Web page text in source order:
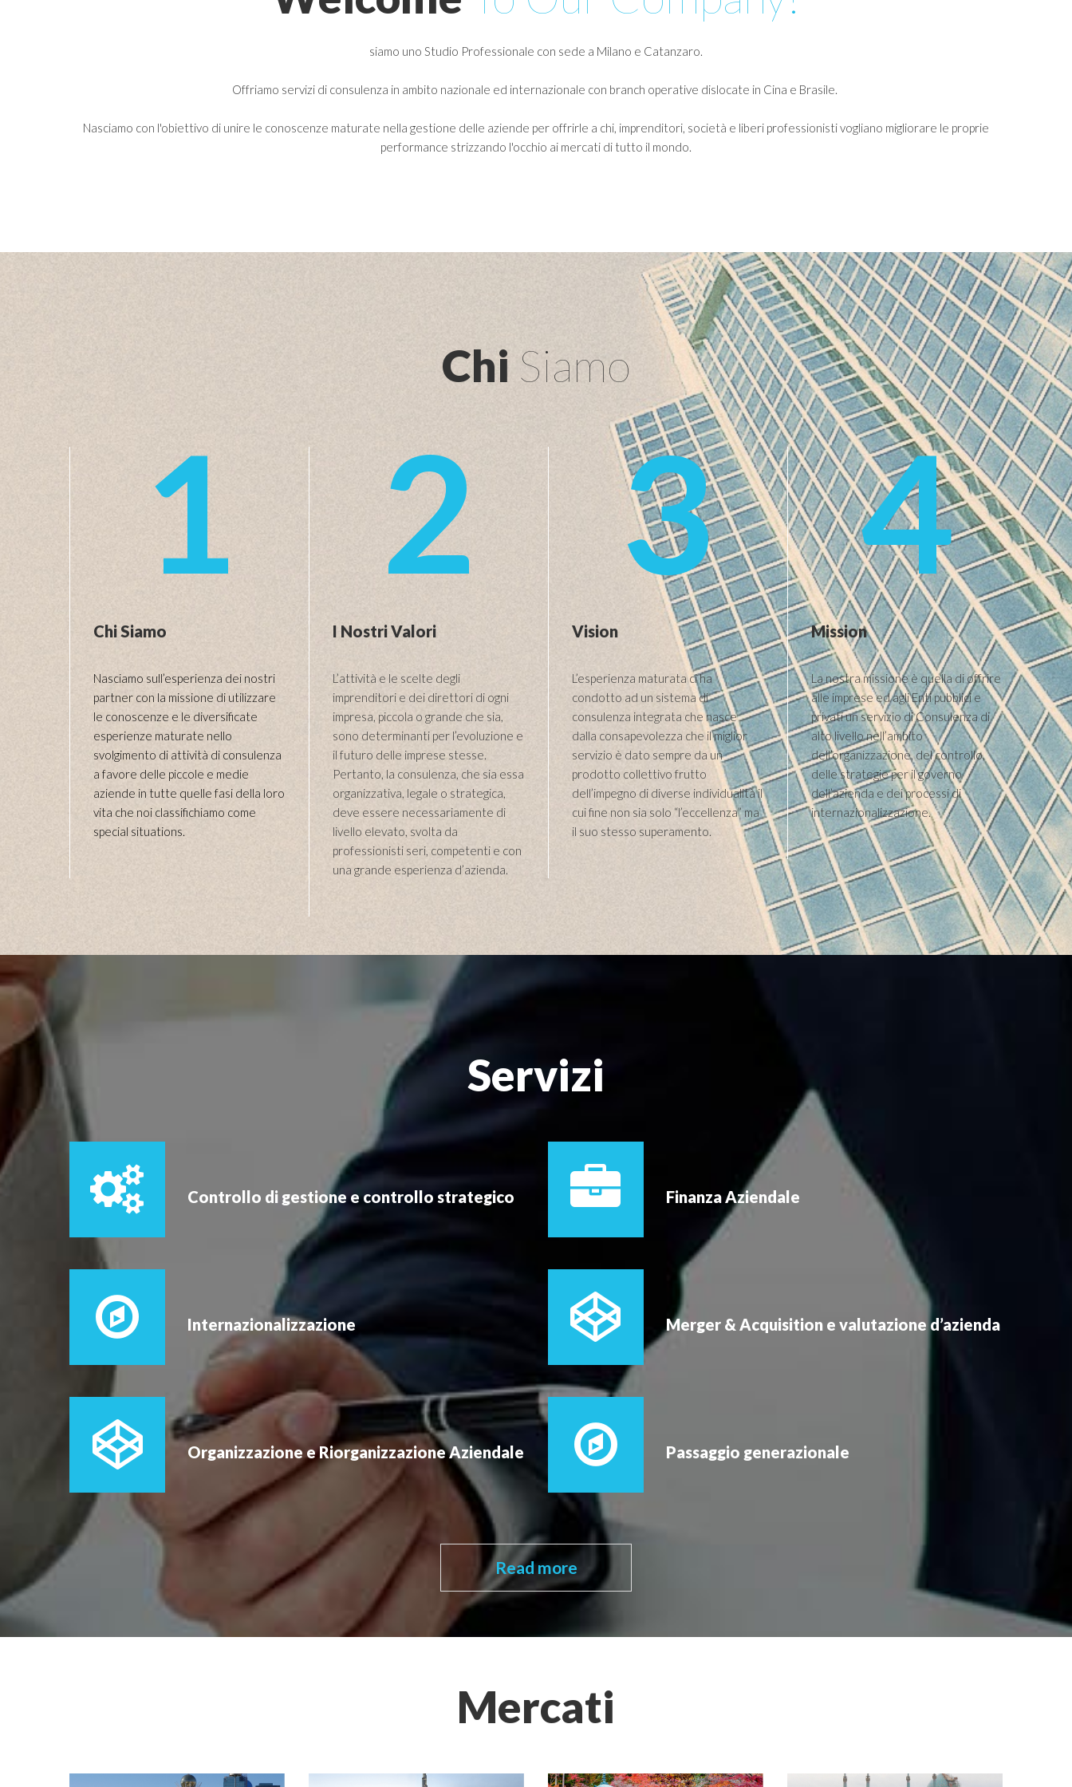
siamo uno Studio Professionale con sede a Milano e Catanzaro.
Offriamo servizi di consulenza in ambito nazionale ed internazionale con branch operative dislocate in Cina e Brasile.
Nasciamo con l'obiettivo di unire le conoscenze maturate nella gestione delle aziende per offrirle a chi, imprenditori, società e liberi professionisti vogliano migliorare le proprie
performance strizzando l'occhio ai mercati di tutto il mondo.
Chi Siamo
1
Chi Siamo
Nasciamo sull’esperienza dei nostri
partner con la missione di utilizzare
le conoscenze e le diversificate
esperienze maturate nello
svolgimento di attività di consulenza
a favore delle piccole e medie
aziende in tutte quelle fasi della loro
vita che noi classifichiamo come
special situations.
2
I Nostri Valori
L’attività e le scelte degli
imprenditori e dei direttori di ogni
impresa, piccola o grande che sia,
sono determinanti per l’evoluzione e
il futuro delle imprese stesse.
Pertanto, la consulenza, che sia essa
organizzativa, legale o strategica,
deve essere necessariamente di
livello elevato, svolta da
professionisti seri, competenti e con
una grande esperienza d’azienda.
3
Vision
L’esperienza maturata ci ha
condotto ad un sistema di
consulenza integrata che nasce
dalla consapevolezza che il miglior
servizio è dato sempre da un
prodotto collettivo frutto
dell’impegno di diverse individualità il
cui fine non sia solo “l’eccellenza” ma
il suo stesso superamento.
4
Mission
La nostra missione è quella di offrire
alle imprese ed agli Enti pubblici e
privati un servizio di Consulenza di
alto livello nell’ambito
dell’organizzazione, del controllo,
delle strategie per il governo
dell’azienda e dei processi di
internazionalizzazione.
Servizi
Controllo di gestione e controllo strategico Finanza Aziendale
Internazionalizzazione Merger & Acquisition e valutazione d’azienda
Organizzazione e Riorganizzazione Aziendale Passaggio generazionale
Read more
Mercati